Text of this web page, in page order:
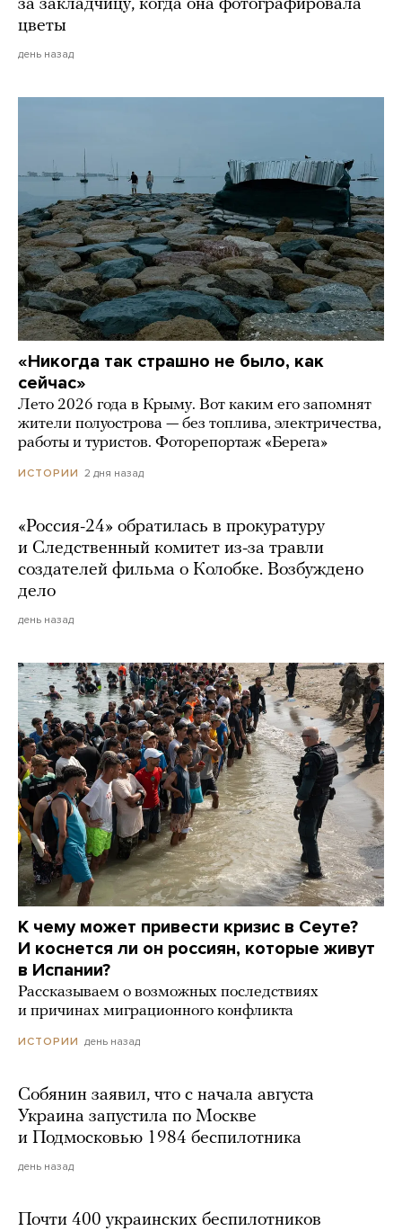
за закладчицу, когда она фотографировала
цветы
день назад
«Никогда так страшно не было, как
сейчас»
Лето 2026 года в Крыму. Вот каким его запомнят
жители полуострова — без топлива, электричества,
работы и туристов. Фоторепортаж «Берега»
ИСТОРИИ 2 дня назад
«Россия-24» обратилась в прокуратуру
и Следственный комитет из-за травли
создателей фильма о Колобке. Возбуждено
дело
день назад
К чему может привести кризис в Сеуте?
И коснется ли он россиян, которые живут
в Испании?
Рассказываем о возможных последствиях
и причинах миграционного конфликта
ИСТОРИИ день назад
Собянин заявил, что с начала августа
Украина запустила по Москве
и Подмосковью 1984 беспилотника
день назад
Почти 400 украинских беспилотников